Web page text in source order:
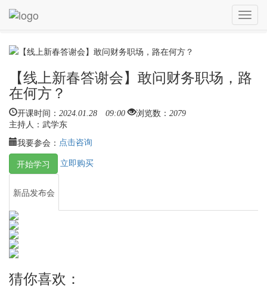
您目前的位置：
【线上新春答谢会】敢问财务职场，路在何方？
【线上新春答谢会】敢问财务职场，路
在何方？
开课时间： 2024.01.28 09:00 浏览数： 2079
主持人： 武学东
我要参会： 点击咨询
开始学习
立即购买
新品发布会
猜你喜欢：